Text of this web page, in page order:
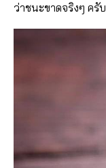
ว่าชนะขาดจริงๆ ครับ